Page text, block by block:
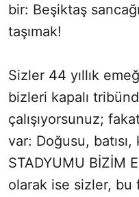
bir: Beşiktaş
taşımak!
Sizler 44 yıllık
bizleri kapalı
çalışıyorsunuz;
var: Doğusu,
STADYUMU BİZİM
olarak ise sizler, bu